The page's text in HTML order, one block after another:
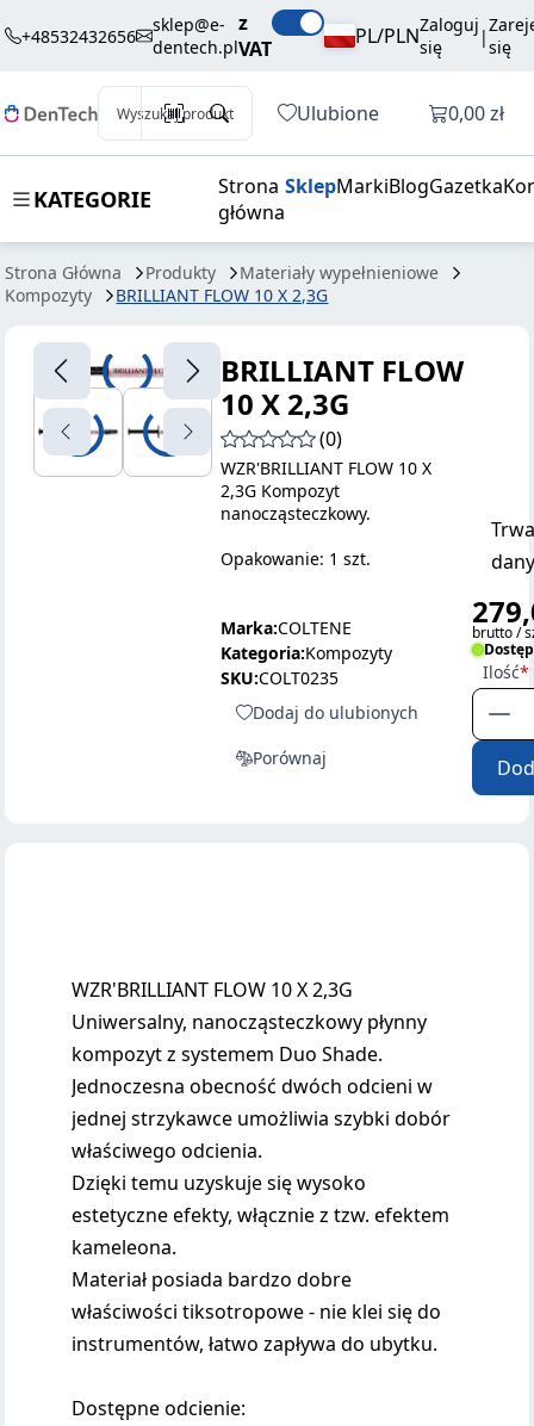
+48532432656
sklep@e-
dentech.pl
z
VAT
PL/PLNZaloguj
się
|się
Wyszukaj produkt Ulubione Otwórz
0,00 zł
KATEGORIE
Strona
główna
SklepMarkiBlogGazetka
Strona Główna Produkty
Materiały wypełnieniowe
Kompozyty
BRILLIANT FLOW 10 X 2,3G
FLOW 10 X
279,01 zł
brutto / szt. Dodaj do koszyka
BRILLIANT FLOW
10 X 2,3G
(0)
WZR'BRILLIANT FLOW 10 X
2,3G Kompozyt
nanocząsteczkowy.
Opakowanie: 1 szt.
Marka:COLTENE
Kategoria:Kompozyty
SKU:COLT0235
Dodaj do ulubionych
Porównaj
brutto /
Ilość
WZR'BRILLIANT FLOW 10 X 2,3G
Uniwersalny, nanocząsteczkowy płynny
kompozyt z systemem Duo Shade.
Jednoczesna obecność dwóch odcieni w
jednej strzykawce umożliwia szybki dobór
właściwego odcienia.
Dzięki temu uzyskuje się wysoko
estetyczne efekty, włącznie z tzw. efektem
kameleona.
Materiał posiada bardzo dobre
właściwości tiksotropowe - nie klei się do
instrumentów, łatwo zapływa do ubytku.
Dostępne odcienie: